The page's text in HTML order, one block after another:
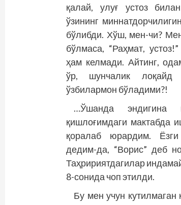
қалай, улуғ устоз
ўзининг
бўлибди. Хўш, мен-чи?
бўлмаса, “Раҳмат,
ҳам келмади. Айтинг,
ўр, шунчалик
ўзбилармон бўладими?!
…Ўшанда эндигина
қишлоғимдаги мактабда
қоралаб юрардим.
дедим-да, “Ворис” деб
Таҳририятдагилар
8-сонида чоп этилди.
Бу мен учун